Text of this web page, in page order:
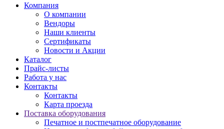
Компания
О компании
Вендоры
Наши клиенты
Сертификаты
Новости и Акции
Каталог
Прайс-листы
Работа у нас
Контакты
Контакты
Карта проезда
Поставка оборудования
Печатное и постпечатное оборудование